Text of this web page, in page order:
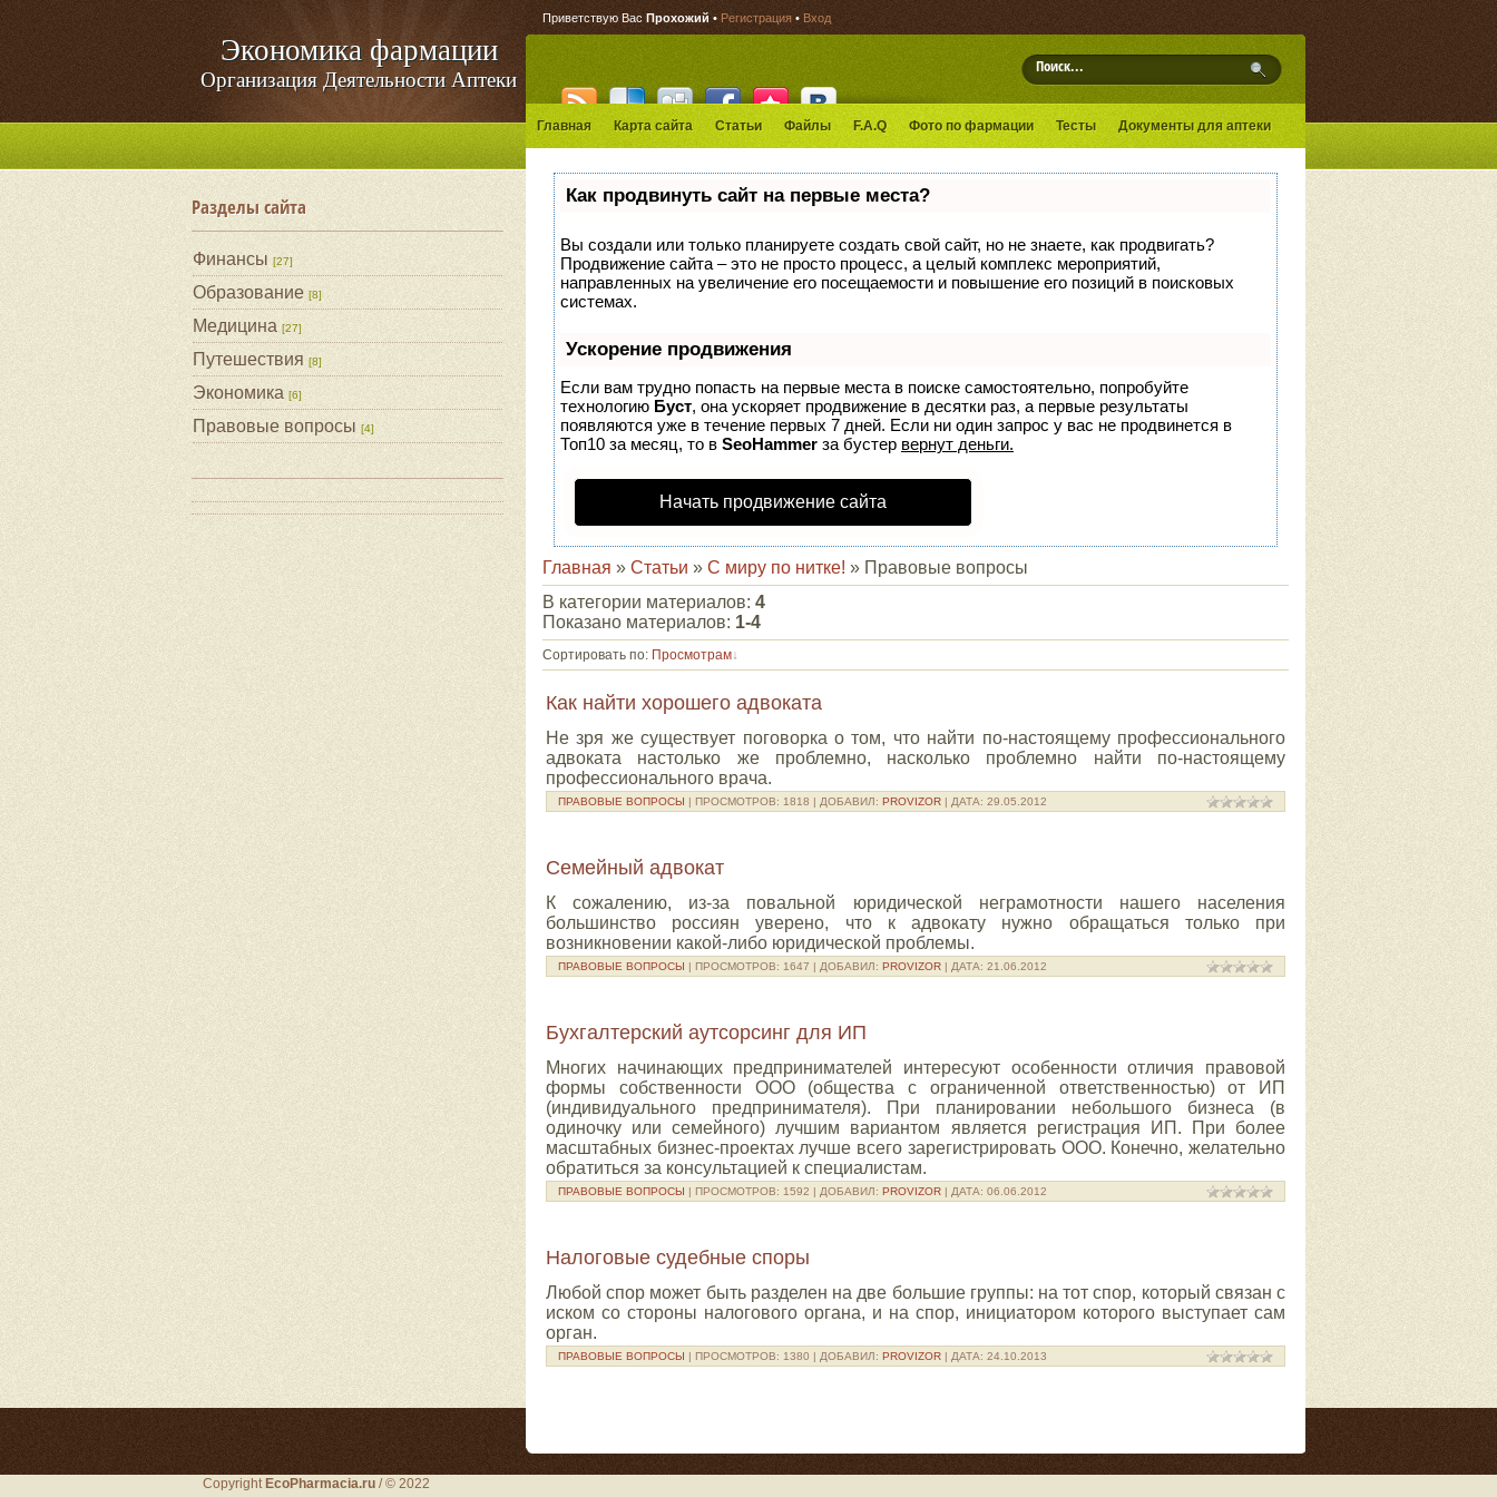
Экономика фармации
Организация Деятельности Аптеки
Разделы сайта
Финансы [27]
Образование [8]
Медицина [27]
Путешествия [8]
Экономика [6]
Правовые вопросы [4]
Приветствую Вас Прохожий • Регистрация • Вход
Главная Карта сайта Статьи Файлы F.A.Q Фото по фармации Тесты Документы для аптеки
Как продвинуть сайт на первые места?
Вы создали или только планируете создать свой сайт, но не знаете, как продвигать?
Продвижение сайта – это не просто процесс, а целый комплекс мероприятий,
направленных на увеличение его посещаемости и повышение его позиций в поисковых
системах.
Ускорение продвижения
Если вам трудно попасть на первые места в поиске самостоятельно, попробуйте
технологию Буст, она ускоряет продвижение в десятки раз, а первые результаты
появляются уже в течение первых 7 дней. Если ни один запрос у вас не продвинется в
Топ10 за месяц, то в SeoHammer за бустер вернут деньги.
Начать продвижение сайта
Главная » Статьи » С миру по нитке! » Правовые вопросы
В категории материалов: 4
Показано материалов: 1-4
Сортировать по: Просмотрам
Как найти хорошего адвоката
Не зря же существует поговорка о том, что найти по-настоящему профессионального
адвоката настолько же проблемно, насколько проблемно найти по-настоящему
профессионального врача.
ПРАВОВЫЕ ВОПРОСЫ | ПРОСМОТРОВ: 1818 | ДОБАВИЛ: PROVIZOR | ДАТА: 29.05.2012
Семейный адвокат
К сожалению, из-за повальной юридической неграмотности нашего населения
большинство россиян уверено, что к адвокату нужно обращаться только при
возникновении какой-либо юридической проблемы.
ПРАВОВЫЕ ВОПРОСЫ | ПРОСМОТРОВ: 1647 | ДОБАВИЛ: PROVIZOR | ДАТА: 21.06.2012
Бухгалтерский аутсорсинг для ИП
Многих начинающих предпринимателей интересуют особенности отличия правовой
формы собственности ООО (общества с ограниченной ответственностью) от ИП
(индивидуального предпринимателя). При планировании небольшого бизнеса (в
одиночку или семейного) лучшим вариантом является регистрация ИП. При более
масштабных бизнес-проектах лучше всего зарегистрировать ООО. Конечно, желательно
обратиться за консультацией к специалистам.
ПРАВОВЫЕ ВОПРОСЫ | ПРОСМОТРОВ: 1592 | ДОБАВИЛ: PROVIZOR | ДАТА: 06.06.2012
Налоговые судебные споры
Любой спор может быть разделен на две большие группы: на тот спор, который связан с
иском со стороны налогового органа, и на спор, инициатором которого выступает сам
орган.
ПРАВОВЫЕ ВОПРОСЫ | ПРОСМОТРОВ: 1380 | ДОБАВИЛ: PROVIZOR | ДАТА: 24.10.2013
Copyright EcoPharmacia.ru / © 2022